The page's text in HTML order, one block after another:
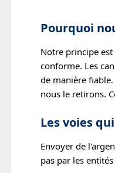
Pourquoi
Notre principe
conforme. Les
de manière
nous le retirons.
Les voies
Envoyer de
pas par les